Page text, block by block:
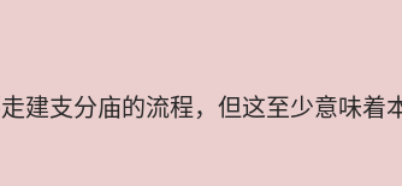
建支分庙的流程，但这至少意味着